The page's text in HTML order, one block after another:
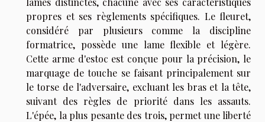
propres et ses règlements spécifiques. Le fleuret,
considéré par plusieurs comme la discipline
formatrice, possède une lame flexible et légère.
Cette arme d'estoc est conçue pour la précision, le
marquage de touche se faisant principalement sur
le torse de l'adversaire, excluant les bras et la tête,
suivant des règles de priorité dans les assauts.
L'épée, la plus pesante des trois, permet une liberté